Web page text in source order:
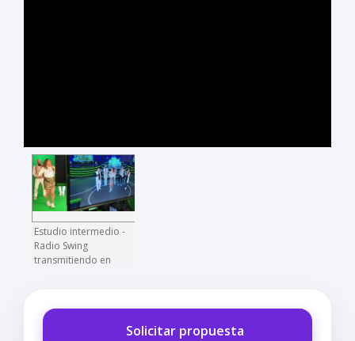
Estudio intermedio -
Radio Swing
transmitiendo en
Solicitar propuesta